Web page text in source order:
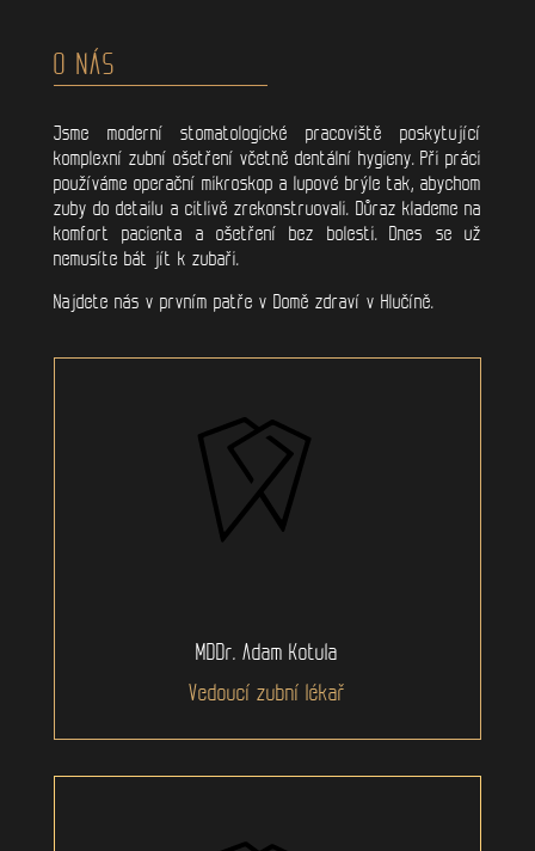
O NÁS
Jsme moderní stomatologické pracoviště poskytující
komplexní zubní ošetření včetně dentální hygieny. Při práci
používáme operační mikroskop a lupové brýle tak, abychom
zuby do detailu a citlivě zrekonstruovali. Důraz klademe na
komfort pacienta a ošetření bez bolesti. Dnes se už
nemusíte bát jít k zubaři.
Najdete nás v prvním patře v Domě zdraví v Hlučíně.
MDDr. Adam Kotula
Vedoucí zubní lékař